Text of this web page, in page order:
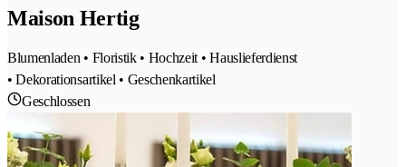
Maison Hertig
Blumenladen • Floristik • Hochzeit • Hauslieferdienst
• Dekorationsartikel • Geschenkartikel
Geschlossen